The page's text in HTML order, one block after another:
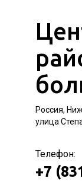
Россия,
улица
Телефон:
+7